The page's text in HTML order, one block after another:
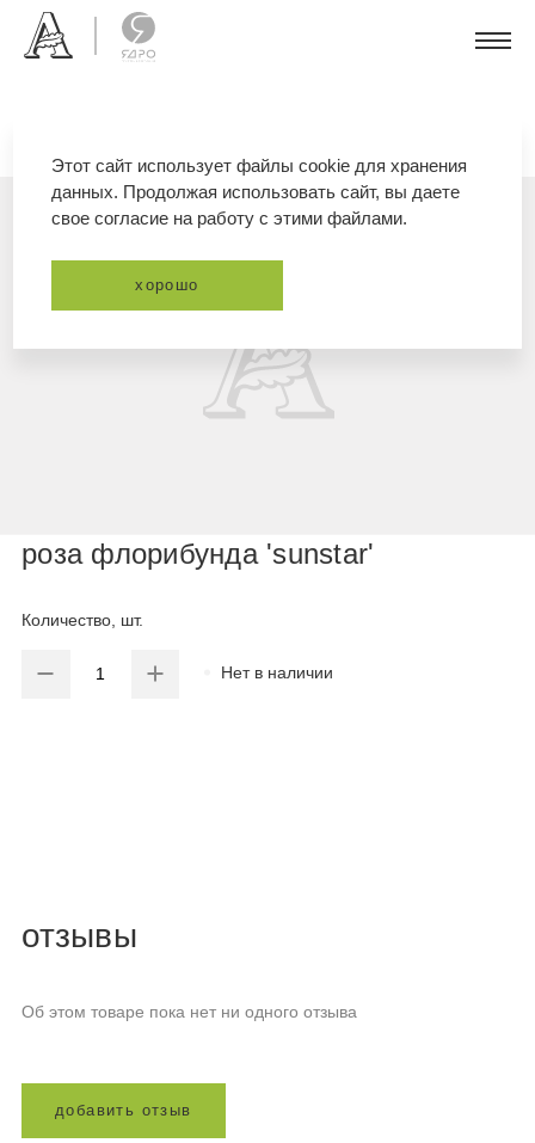
роза флорибунда 'sunstar'
Количество, шт.
Нет в наличии
отзывы
Об этом товаре пока нет ни одного отзыва
добавит ь отз ыв
Этот сайт использует файлы cookie для хранения
данных. Продолжая использовать сайт, вы даете
свое согласие на работу с этими файлами.
хорошо